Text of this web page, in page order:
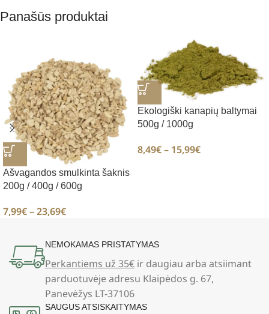
Panašūs produktai
Ašvagandos smulkinta šaknis
200g / 400g / 600g
7,99€–23,69€
Ekologiški kanapių baltymai
500g / 1000g
8,49€– 15,99€
NEMOKAMAS PRISTATYMAS
Perkantiems už 35€ ir daugiau arba atsiimant
parduotuvėje adresu Klaipėdos g. 67,
Panevėžys LT-37106
SAUGUS ATSISKAITYMAS